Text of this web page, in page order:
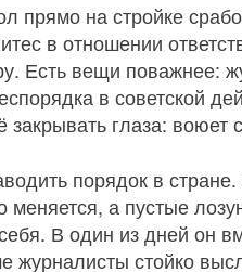
прямо на стройке
в отношении
Есть вещи поважнее:
в советской
закрывать глаза:
порядок в
а пустые
В один из дней он
журналисты стойко